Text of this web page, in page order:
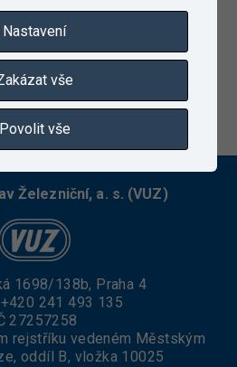
10. 10. 2022
Železniční, a. s. (VUZ)
1698/138b, Praha 4
+420 241 493 135
27257258
rejstříku vedeném Městským
oddíl B, vložka 10025
Nastavení
vše
Povolit vše